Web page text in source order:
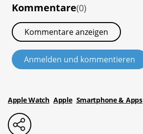
Kommentare(0)
Kommentare anzeigen
Anmelden und kommentieren
Apple Watch Apple Smartphone & Apps